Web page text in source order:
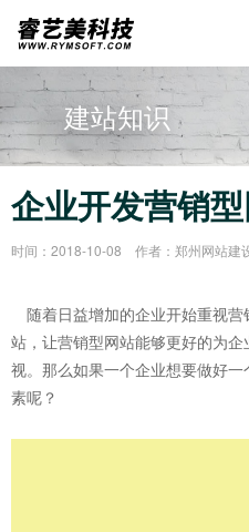
建站知识
企业开发营销
时间：2018-10-08 作者：郑州网站建
随着日益增加的企业开始重视
站，让营销型网站能够更好的为
视。那么如果一个企业想要做好
素呢？